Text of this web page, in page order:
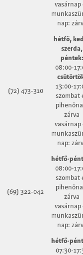
vasárnap
nap:
(72) 473-310
hétfő,
szerda,
péntek:
08:00-
13:00-
szombat
zárva
vasárnap
nap:
(69) 322-042
hétfő-
08:00-
szombat
zárva
vasárnap
nap:
hétfő-
07:30-